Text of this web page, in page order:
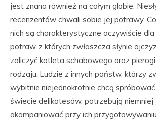
jest znana również na całym globie.
recenzentów chwali sobie jej potrawy.
nich są charakterystyczne oczywiście dla
potraw, z których zwłaszcza słynie
zaliczyć kotleta schabowego oraz
rodzaju. Ludzie z innych państw, którzy
wybitnie niejednokrotnie chcą
świecie delikatesów, potrzebują niemniej
akompaniować przy ich